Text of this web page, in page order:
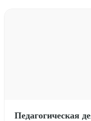
Педагогическая